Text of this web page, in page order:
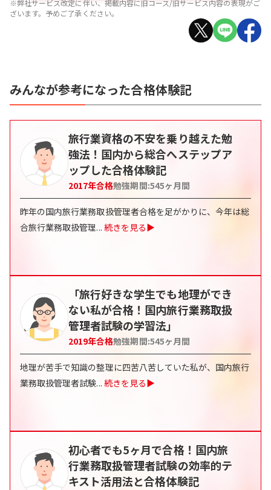
※弊社サービス改定に伴い、掲載内容に旧コース/旧サービス内容の表現がご
ざいます。予めご了承ください。
みんなが参考になった合格体験記
旅行業資格の不安を乗り越えた勉
強法！国内から総合へステップア
ップした合格体験記
2017年合格勉強期間:545ヶ月間
昨年の国内旅行業務取扱管理者合格を足がかりに、今年は総
合旅行業務取扱管理... 続きを見る▶
「旅行好きな学生でも地理ができ
ない私が合格！国内旅行業務取扱
管理者試験の学習法」
2019年合格勉強期間:545ヶ月間
地理が苦手で知識の整理に四苦八苦していた私が、国内旅行
業務取扱管理者試験... 続きを見る▶
初心者でも5ヶ月で合格！国内旅
行業務取扱管理者試験の効率的テ
キスト活用法と合格体験記